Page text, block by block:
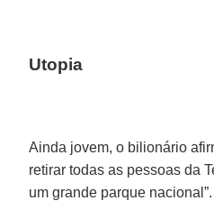
Utopia
Ainda jovem, o bilionário
retirar todas as pessoas da
um grande parque